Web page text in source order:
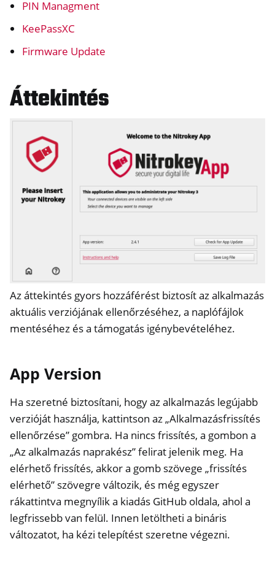
PIN Managment
KeePassXC
Firmware Update
Áttekintés
Az áttekintés gyors hozzáférést biztosít az alkalmazás
aktuális verziójának ellenőrzéséhez, a naplófájlok
mentéséhez és a támogatás igénybevételéhez.
App Version
Ha szeretné biztosítani, hogy az alkalmazás legújabb
verzióját használja, kattintson az „Alkalmazásfrissítés
ellenőrzése” gombra. Ha nincs frissítés, a gombon a
„Az alkalmazás naprakész” felirat jelenik meg. Ha
elérhető frissítés, akkor a gomb szövege „frissítés
elérhető” szövegre változik, és még egyszer
rákattintva megnyílik a kiadás GitHub oldala, ahol a
legfrissebb van felül. Innen letöltheti a bináris
változatot, ha kézi telepítést szeretne végezni.